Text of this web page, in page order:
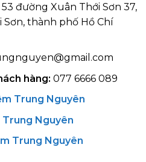
53 đường Xuân Thới Sơn 37,
Sơn, thành phố Hồ Chí
hàng: 077 6666 089
Trung Nguyên
Trung Nguyên
Trung Nguyên